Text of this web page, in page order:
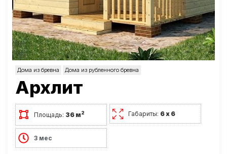
Дома из бревна Дома из рубленного бревна
Архлит
Площадь: 36 м2 Габариты: 6 х 6
3 мес